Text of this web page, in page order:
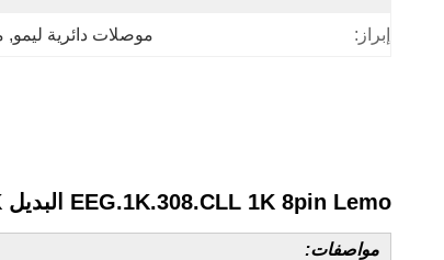
إبراز: موصلات دائرية ليمو,
EEG.1K.308.CLL 1K 8pin Lemo البديل K سلسلة موصلات سحب دائرية مع الكروم الأسود
مواصفات: